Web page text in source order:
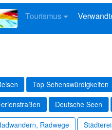
Tourismus
Top Sehenswürdigkeiten
Deutsche Seen
Radwege